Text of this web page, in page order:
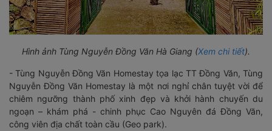
Hình ảnh Tùng Nguyễn Đồng Văn Hà Giang (Xem chi tiết).
- Tùng Nguyễn Đồng Văn Homestay tọa lạc TT Đồng Văn, Tùng
Nguyễn Đồng Văn Homestay là một nơi nghỉ chân tuyệt vời để
chiêm ngưỡng thành phố xinh đẹp và khởi hành chuyến du
ngoạn – khám phá - chinh phục Cao Nguyên đá Đồng Văn,
công viên địa chất toàn cầu (Geo park).